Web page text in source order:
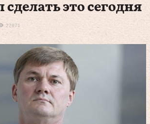
это сегодня
27871